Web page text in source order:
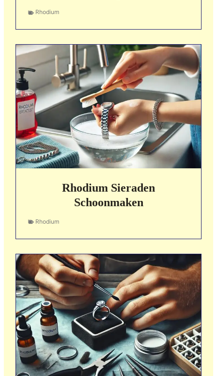
Rhodium
Rhodium Sieraden
Schoonmaken
Rhodium